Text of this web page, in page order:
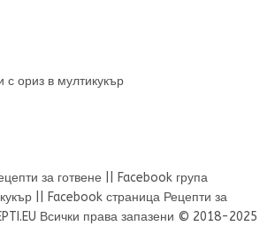
с ориз в мултикукър
за готвене
Facebook група
Facebook страница Рецепти за
Всички права запазени © 2018-2025